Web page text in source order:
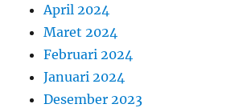
April 2024
Maret 2024
Februari 2024
Januari 2024
Desember 2023